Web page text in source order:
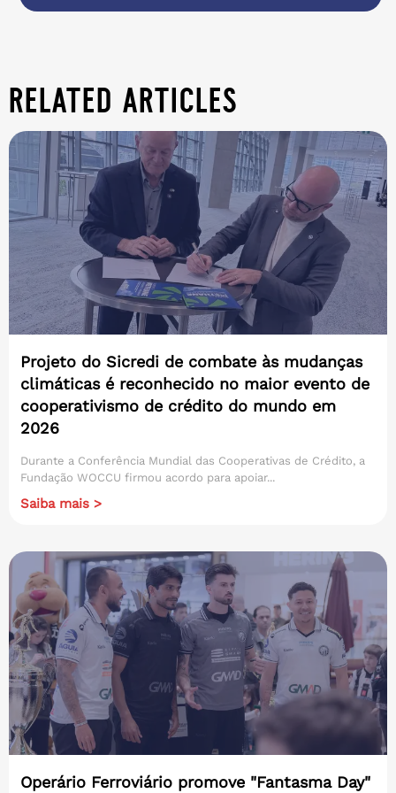
related articles
Projeto do Sicredi de combate às mudanças
climáticas é reconhecido no maior evento de
cooperativismo de crédito do mundo em
2026
Durante a Conferência Mundial das Cooperativas de Crédito, a
Fundação WOCCU firmou acordo para apoiar...
Saiba mais >
Operário Ferroviário promove "Fantasma Day"